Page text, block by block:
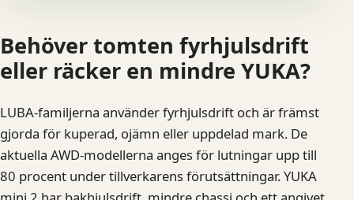
Behöver tomten fyrhjulsdrift
eller räcker en mindre YUKA?
LUBA-familjerna använder fyrhjulsdrift och är främst
gjorda för kuperad, ojämn eller uppdelad mark. De
aktuella AWD-modellerna anges för lutningar upp till
80 procent under tillverkarens förutsättningar. YUKA